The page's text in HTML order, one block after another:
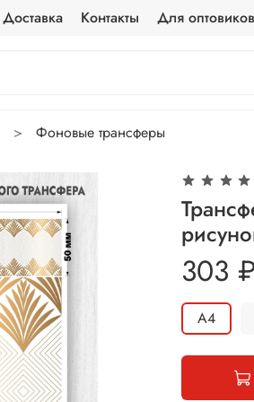
Доставка Контакты Для оптовиков
Фоновые трансферы
303
A4